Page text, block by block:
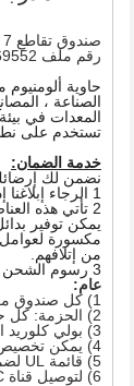
صندوق تقاطع 7 9 ثقوب مقاوم للماء 1/2 "و 3/4" عميق 2-1 / 8 "بولي كلوريد الفينيل مغلف بحزمة فيلم PE تأتي مع براغي
رقم ملف UL: E469552
حاوية ألومنيوم
الصناعة ،
المعدات في
تستخدم على
خدمة الضمان:
نضمن لك إرضائك
1 الرجاء إبلاغنا إذا كانت هناك أي مشكلة ، وسوف نقوم بحلها في أسرع وقت ممكن.
2 تأتي هذه العناصر مع ضمان لمدة سنة واحدة.
يمكن توفير
مكسورة لعوامل
من إتلافهم.
3 رسوم الشحن والمناولة غير قابلة للاسترداد لإرجاع أو استبدال العناصر.
عام:
1) كل صندوق مقاوم للماء يأتي مع اثنين من الختم واثنين من براغي المقبس
2) الحزمة: كل حزمة فيلم pe مربع قناة دليل المياه
3) بولي كلوريد الفينيل الرمادي المغلفة ، وعموما لا تأتي مع الغطاء والحشية.
4) يمكن تخصيص توزيع الفتحة أو المعيار
5) قائمة UL لضمان جودة صندوق مقاوم للماء
6) لتوصيل قناة IMC و RSC.